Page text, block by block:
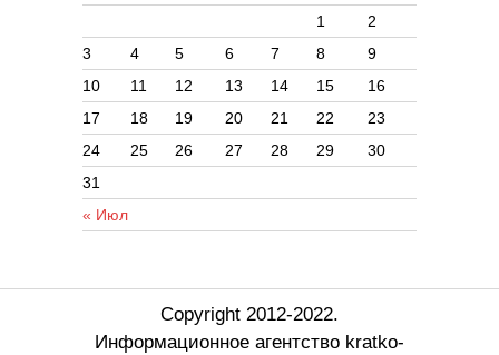
« Июл
1
2
3
4 5 6 7 8
9
10
11 12 13 14 15
16
17
18 19 20 21 22
23
24
25 26 27 28 29
30
31
Copyright 2012-2022.
Информационное агентство kratko-